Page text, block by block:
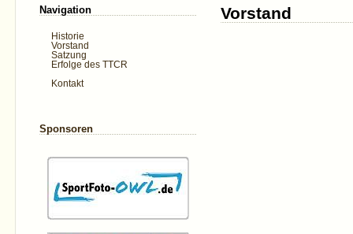
Vorstand
Navigation
Historie
Vorstand
Satzung
Erfolge des TTCR
Kontakt
Sponsoren